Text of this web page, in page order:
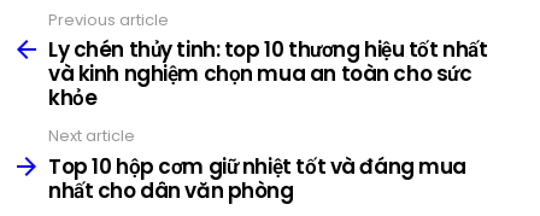
more
Previous article
Ly chén thủy tinh: top 10 thương hiệu tốt nhất
và kinh nghiệm chọn mua an toàn cho sức
khỏe
Next article
Top 10 hộp cơm giữ nhiệt tốt và đáng mua
nhất cho dân văn phòng